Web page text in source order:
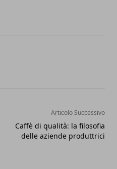
Articolo Successivo
Caffè di qualità: la filosofia
delle aziende produttrici